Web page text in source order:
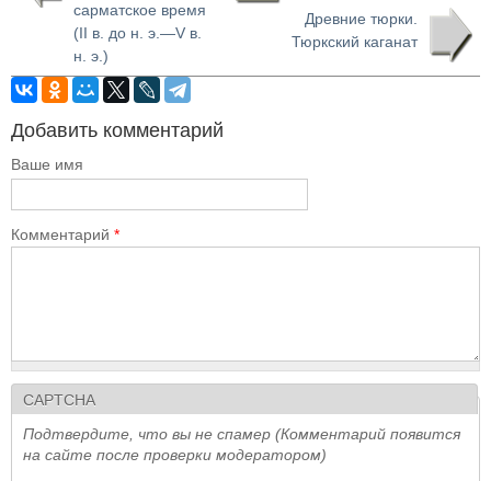
сарматское время
(II в. до н. э.—V в.
н. э.)
Древние тюрки.
Тюркский каганат
Добавить комментарий
Ваше имя
Комментарий *
CAPTCHA
Подтвердите, что вы не спамер (Комментарий появится
на сайте после проверки модератором)